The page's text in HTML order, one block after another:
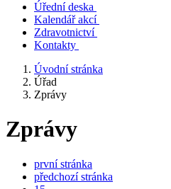
Úřední deska
Kalendář akcí
Zdravotnictví
Kontakty
Úvodní stránka
Úřad
Zprávy
Zprávy
první stránka
předchozí stránka